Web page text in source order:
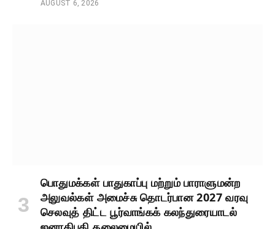
AUGUST 6, 2026
பொதுமக்கள் பாதுகாப்பு மற்றும் பாராளுமன்ற
அலுவல்கள் அமைச்சு தொடர்பான 2027 வரவு
செலவுத் திட்ட பூர்வாங்கக் கலந்துரையாடல்